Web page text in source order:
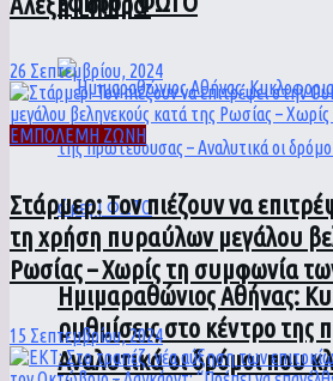
Ημιμαραθώνιος Αθήνας:
ρυθμίσεις στο κέντρο της
Αναλυτικά οι δρόμοι που
26 Σεπτεμβρίου, 2024
ΕΜΠΟΛΕΜΗ ΖΩΝΗ
Στάρμερ: Τον πιέζουν να
τη χρήση πυραύλων μεγάλου
Ρωσίας – Χωρίς τη συμφωνία
15 Σεπτεμβρίου, 2024